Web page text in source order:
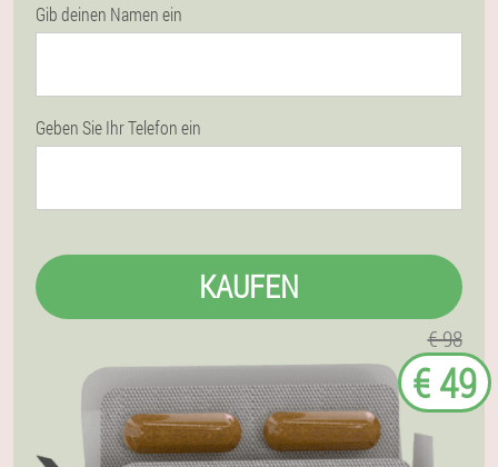
Gib deinen Namen ein
Geben Sie Ihr Telefon ein
KAUFEN
€ 98
€ 49